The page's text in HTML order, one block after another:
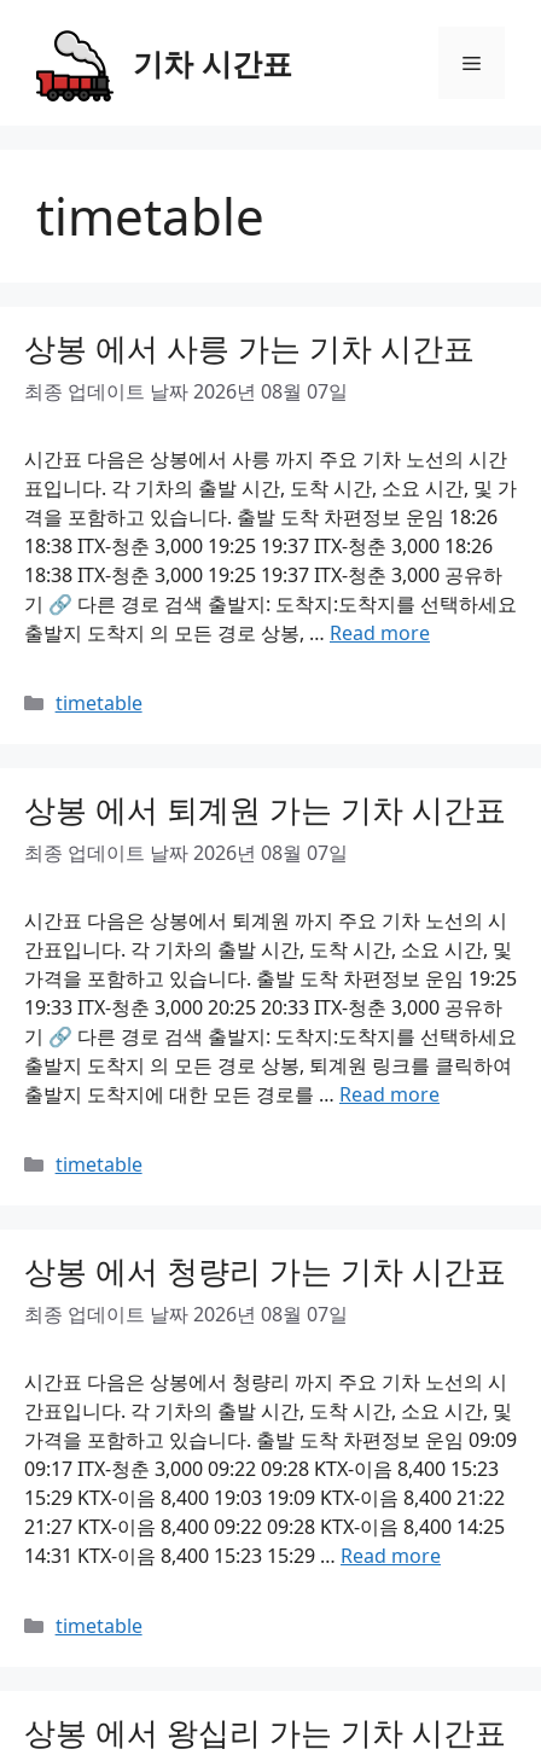
content
기차 시간표 Menu
timetable
상봉 에서 사릉 가는 기차 시간표
최종 업데이트 날짜 2026년 08월 07일
시간표 다음은 상봉에서 사릉 까지 주요 기차 노선의 시간
표입니다. 각 기차의 출발 시간, 도착 시간, 소요 시간, 및 가
격을 포함하고 있습니다. 출발 도착 차편정보 운임 18:26
18:38 ITX-청춘 3,000 19:25 19:37 ITX-청춘 3,000 18:26
18:38 ITX-청춘 3,000 19:25 19:37 ITX-청춘 3,000 공유하
기 🔗 다른 경로 검색 출발지: 도착지:도착지를 선택하세요
출발지 도착지 의 모든 경로 상봉, … Read more
Categories
timetable
상봉 에서 퇴계원 가는 기차 시간표
최종 업데이트 날짜 2026년 08월 07일
시간표 다음은 상봉에서 퇴계원 까지 주요 기차 노선의 시
간표입니다. 각 기차의 출발 시간, 도착 시간, 소요 시간, 및
가격을 포함하고 있습니다. 출발 도착 차편정보 운임 19:25
19:33 ITX-청춘 3,000 20:25 20:33 ITX-청춘 3,000 공유하
기 🔗 다른 경로 검색 출발지: 도착지:도착지를 선택하세요
출발지 도착지 의 모든 경로 상봉, 퇴계원 링크를 클릭하여
출발지 도착지에 대한 모든 경로를 … Read more
Categories
timetable
상봉 에서 청량리 가는 기차 시간표
최종 업데이트 날짜 2026년 08월 07일
시간표 다음은 상봉에서 청량리 까지 주요 기차 노선의 시
간표입니다. 각 기차의 출발 시간, 도착 시간, 소요 시간, 및
가격을 포함하고 있습니다. 출발 도착 차편정보 운임 09:09
09:17 ITX-청춘 3,000 09:22 09:28 KTX-이음 8,400 15:23
15:29 KTX-이음 8,400 19:03 19:09 KTX-이음 8,400 21:22
21:27 KTX-이음 8,400 09:22 09:28 KTX-이음 8,400 14:25
14:31 KTX-이음 8,400 15:23 15:29 … Read more
Categories
timetable
상봉 에서 왕십리 가는 기차 시간표